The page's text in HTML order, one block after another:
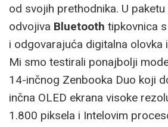
od svojih prethodnika. U
odvojiva Bluetooth tipkovnica
i odgovarajuća digitalna olovka
Mi smo testirali ponajbolji
14-inčnog Zenbooka Duo koji
inčna OLED ekrana visoke
1.800 piksela i Intelovim